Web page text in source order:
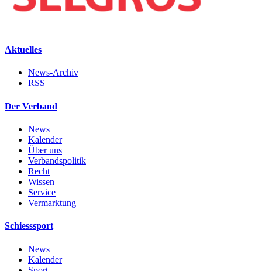
Aktuelles
News-Archiv
RSS
Der Verband
News
Kalender
Über uns
Verbandspolitik
Recht
Wissen
Service
Vermarktung
Schiesssport
News
Kalender